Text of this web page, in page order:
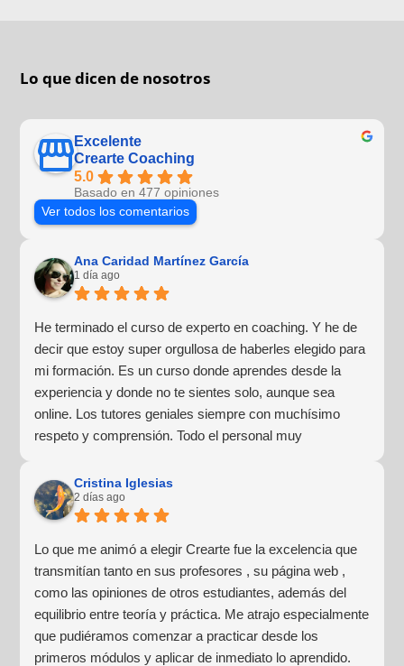
Lo que dicen de nosotros
Excelente
Crearte Coaching
5.0
Basado en 477 opiniones
Ver todos los comentarios
Ana Caridad Martínez García
1 día ago
He terminado el curso de experto en coaching. Y he de
decir que estoy super orgullosa de haberles elegido para
mi formación. Es un curso donde aprendes desde la
experiencia y donde no te sientes solo, aunque sea
online. Los tutores geniales siempre con muchísimo
respeto y comprensión. Todo el personal muy
cercano. Haré más formaciones con ellos sin duda
alguna.
Cristina Iglesias
2 días ago
Lo que me animó a elegir Crearte fue la excelencia que
transmitían tanto en sus profesores , su página web ,
como las opiniones de otros estudiantes, además del
equilibrio entre teoría y práctica. Me atrajo especialmente
que pudiéramos comenzar a practicar desde los
primeros módulos y aplicar de inmediato lo aprendido.